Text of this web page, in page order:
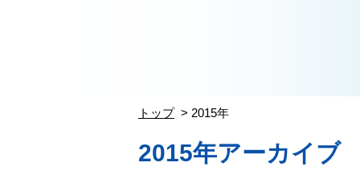
トップ 2015年
2015年アーカイブ